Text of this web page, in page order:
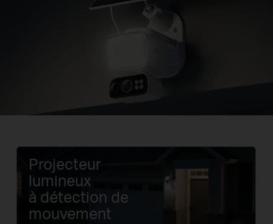
Projecteur
lumineux
à détection de
mouvement